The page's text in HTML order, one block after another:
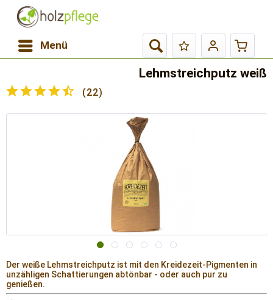
Menü
Lehmstreichputz weiß
(22)
Der weiße Lehmstreichputz ist mit den Kreidezeit-Pigmenten in
unzähligen Schattierungen abtönbar - oder auch pur zu
genießen.